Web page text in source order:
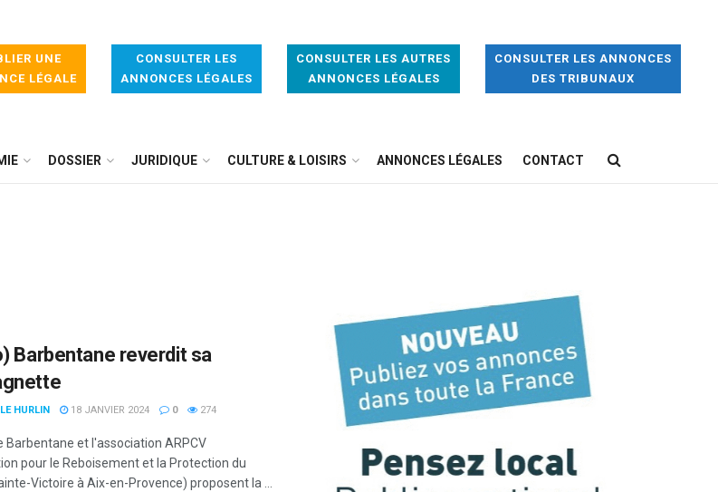
UNE
LÉGALE
CONSULTER LES
ANNONCES LÉGALES
CONSULTER LES AUTRES
ANNONCES LÉGALES
CONSULTER LES ANNONCES
DES TRIBUNAUX
DOSSIER JURIDIQUE CULTURE & LOISIRS ANNONCES LÉGALES CONTACT
Barbentane reverdit sa
HURLIN 18 JANVIER 2024 0 274
Barbentane et l'association ARPCV
pour le Reboisement et la Protection du
Victoire à Aix-en-Provence) proposent la ...